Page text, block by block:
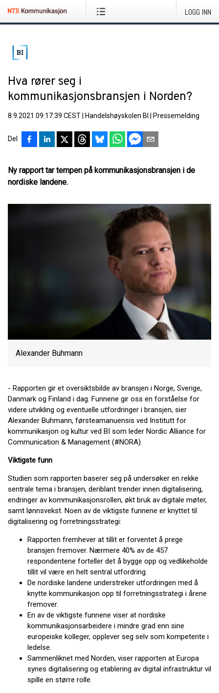
LOGG INN
Hva rører seg i
kommunikasjonsbransjen i Norden?
8.9.2021 09:17:39 CEST Handelshøyskolen BI Pressemelding
Del
Ny rapport tar tempen på kommunikasjonsbransjen i de
nordiske landene.
Alexander Buhmann
- Rapporten gir et oversiktsbilde av bransjen i Norge, Sverige,
Danmark og Finland i dag. Funnene gir oss en forståelse for
videre utvikling og eventuelle utfordringer i bransjen, sier
Alexander Buhmann, førsteamanuensis ved Institutt for
kommunikasjon og kultur ved BI som leder Nordic Alliance for
Communication & Management (#NORA).
Viktigste funn
Studien som rapporten baserer seg på undersøker en rekke
sentrale tema i bransjen, deriblant trender innen digitalisering,
endringer av kommunikasjonsrollen, økt bruk av digitale møter,
samt lønnsvekst. Noen av de viktigste funnene er knyttet til
digitalisering og forretningsstrategi:
Rapporten fremhever at tillit er forventet å prege
bransjen fremover. Nærmere 40% av de 457
respondentene forteller det å bygge opp og vedlikeholde
tillit vil være en helt sentral utfordring.
De nordiske landene understreker utfordringen med å
knytte kommunikasjon opp til forretningsstrategi i årene
fremover.
En av de viktigste funnene viser at nordiske
kommunikasjonsarbeidere i mindre grad enn sine
europeiske kolleger, opplever seg selv som kompetente i
ledelse.
Sammenliknet med Norden, viser rapporten at Europa
synes digitalisering og etablering av digital infrastruktur vil
spille en større rolle.